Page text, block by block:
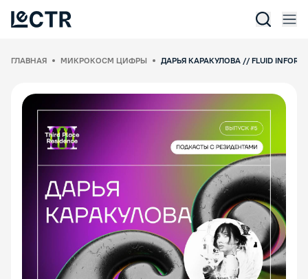
ГЛАВНАЯ МИКРОКОСМ ЦИФРЫ ДАРЬЯ КАРАКУЛОВА // FLUID